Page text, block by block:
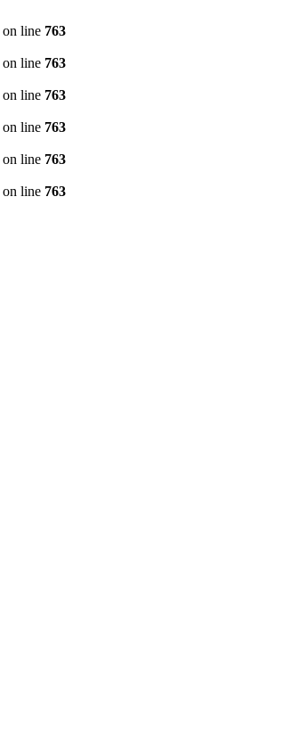
on line 763
on line 763
on line 763
on line 763
on line 763
on line 763